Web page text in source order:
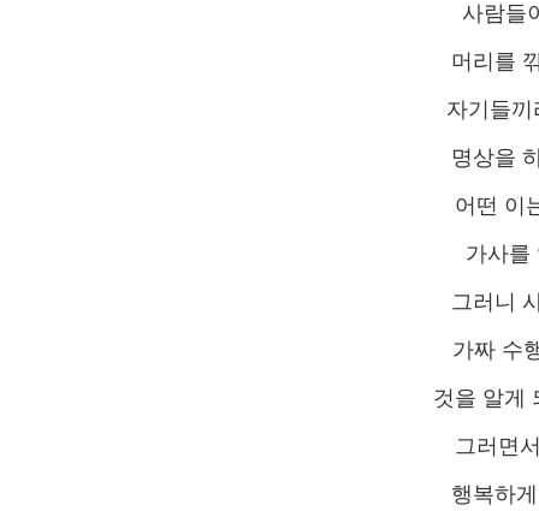
사람들
머리를
자기들
명상을
어떤 이
가사를
그러니
가짜 수
것을 알게
그러면
행복하